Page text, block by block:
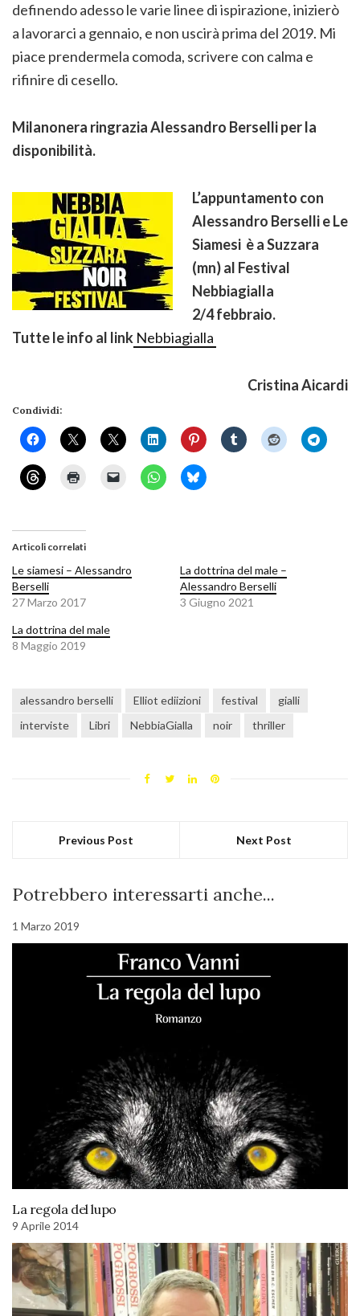
definendo adesso le varie linee di ispirazione, inizierò
a lavorarci a gennaio, e non uscirà prima del 2019. Mi
piace prendermela comoda, scrivere con calma e
rifinire di cesello.
Milanonera ringrazia Alessandro Berselli per la
disponibilità.
L’appuntamento con
Alessandro Berselli e Le
Siamesi è a Suzzara
(mn) al Festival
Nebbiagialla
2/4 febbraio.
Tutte le info al link Nebbiagialla
Cristina Aicardi
Condividi:
Articoli correlati
Le siamesi – Alessandro
Berselli
27 Marzo 2017
La dottrina del male –
Alessandro Berselli
3 Giugno 2021
La dottrina del male
8 Maggio 2019
alessandro berselli Elliot ediizioni festival
gialli
interviste
Libri NebbiaGialla noir thriller
Previous Post Next Post
Potrebbero interessarti anche...
1 Marzo 2019
La regola del lupo
9 Aprile 2014